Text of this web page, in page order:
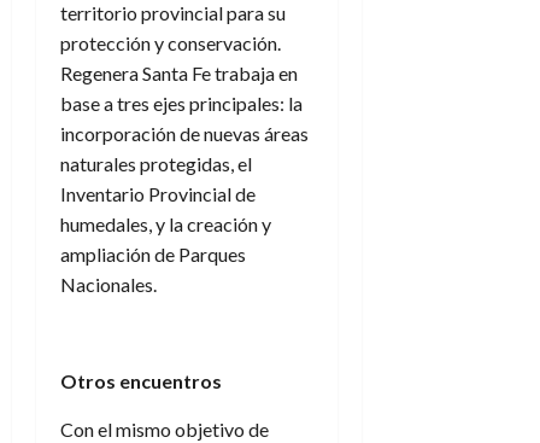
territorio provincial para su
protección y conservación.
Regenera Santa Fe trabaja en
base a tres ejes principales: la
incorporación de nuevas áreas
naturales protegidas, el
Inventario Provincial de
humedales, y la creación y
ampliación de Parques
Nacionales.
Otros encuentros
Con el mismo objetivo de